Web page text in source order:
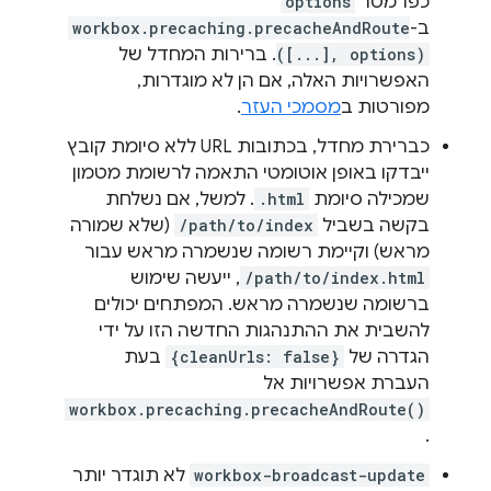
ב-workbox.precaching.precacheAndRoute
([...], options). ברירות המחדל של
האפשרויות האלה, אם הן לא מוגדרות,
מפורטות במסמכי העזר.
כברירת מחדל, בכתובות URL ללא סיומת קובץ
ייבדקו באופן אוטומטי התאמה לרשומת מטמון
שמכילה סיומת .html . למשל, אם נשלחת
בקשה בשביל /path/to/index (שלא שמורה
מראש) וקיימת רשומה שנשמרה מראש עבור
/path/to/index.html , ייעשה שימוש
ברשומה שנשמרה מראש. המפתחים יכולים
להשבית את ההתנהגות החדשה הזו על ידי
הגדרה של {cleanUrls: false} בעת
העברת אפשרויות אל
workbox.precaching.precacheAndRoute()
.
workbox-broadcast-update לא תוגדר יותר